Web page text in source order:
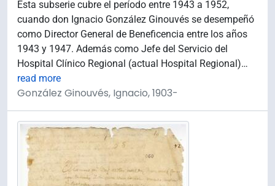
Esta subserie cubre el período entre 1943 a 1952,
cuando don Ignacio González Ginouvés se desempeñó
como Director General de Beneficencia entre los años
1943 y 1947. Además como Jefe del Servicio del
Hospital Clínico Regional (actual Hospital Regional)…
read more
González Ginouvés, Ignacio, 1903-